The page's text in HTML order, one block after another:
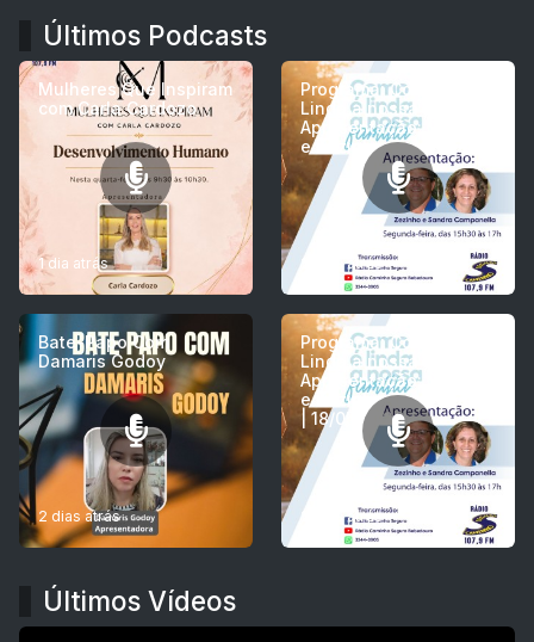
Últimos Podcasts
Mulheres Que Inspiram
com Carla Cardozo
1 dia atrás
Programa: Como é
Linda a nossa Família -
Apresentação: Sandra
e Zezinho Campanella
2 dias atrás
Bate-Papo Com
Damaris Godoy
2 dias atrás
Programa: Como é
Linda a nossa Família -
Apresentação: Sandra
e Zezinho Campanella
| 18/05/2026
2 dias atrás
Últimos Vídeos